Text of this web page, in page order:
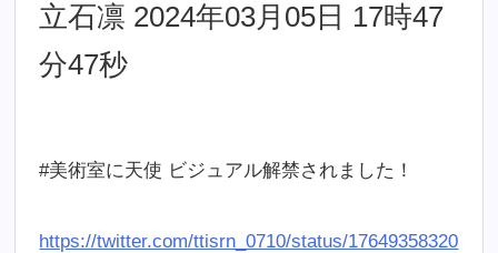
立石凛 2024年03月05日 17時47
分47秒
#美術室に天使 ビジュアル解禁されました！
https://twitter.com/ttisrn_0710/status/17649358320